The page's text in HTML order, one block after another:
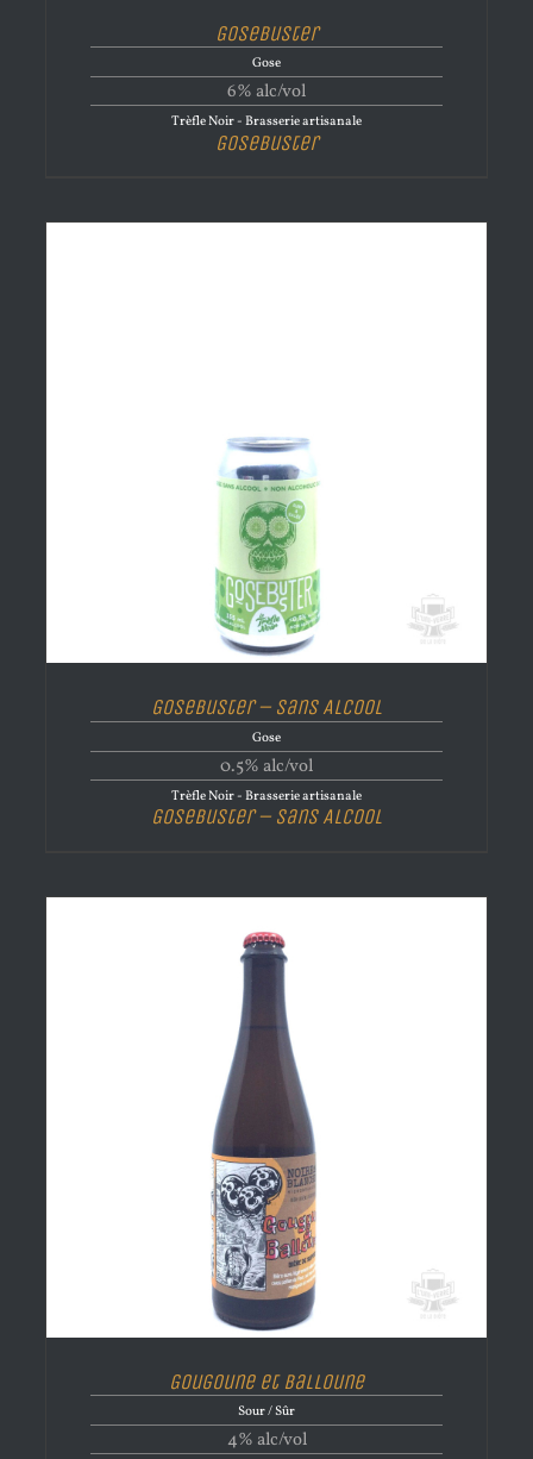
Gosebuster
Gose
6% alc/vol
Trèfle Noir - Brasserie artisanale
Gosebuster
Gosebuster – Sans Alcool
Gose
0.5% alc/vol
Trèfle Noir - Brasserie artisanale
Gosebuster – Sans Alcool
Gougoune et Balloune
Sour / Sûr
4% alc/vol